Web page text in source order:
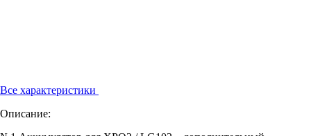
Все характеристики
Описание: